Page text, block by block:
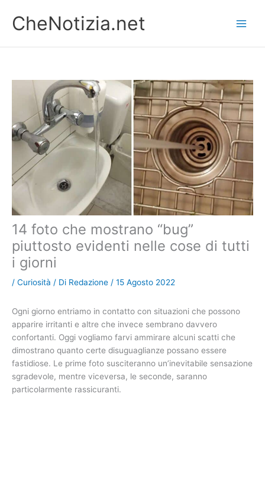
contenuto
CheNotizia.net
14 foto che mostrano “bug”
piuttosto evidenti nelle cose di tutti
i giorni
/ Curiosità / Di Redazione / 15 Agosto 2022
Ogni giorno entriamo in contatto con situazioni che possono
apparire irritanti e altre che invece sembrano davvero
confortanti. Oggi vogliamo farvi ammirare alcuni scatti che
dimostrano quanto certe disuguaglianze possano essere
fastidiose. Le prime foto susciteranno un’inevitabile sensazione
sgradevole, mentre viceversa, le seconde, saranno
particolarmente rassicuranti.